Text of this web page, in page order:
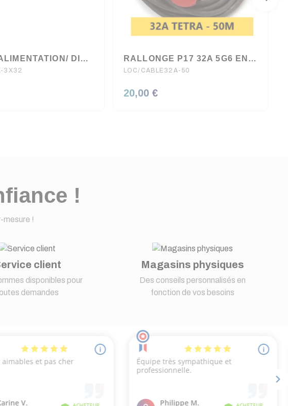
BLOC D'ALIMENTATION/ DISTRIBUTEUR SECTEUR 3 X 32A AVEC VUMETRE CONTEST
3X32
RALLONGE P17 32A 5G6 EN 50 METRES
LOC/CABLE32A-50
20,00 €
!
mesure !
client
disponibles pour
demandes
Magasins physiques
Des conseils personnalisés en
fonction de vos besoins